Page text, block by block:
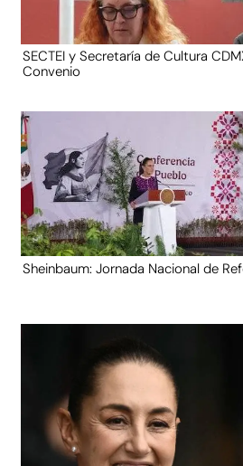
SECTEI y Secretaría de Cultura
Convenio
Sheinbaum: Jornada Nacional de